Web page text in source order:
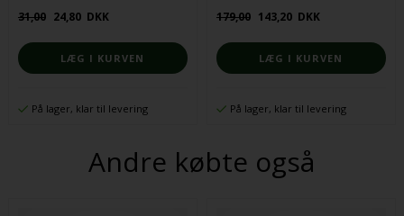
31,00 24,80 DKK
På lager, klar til levering
179,00 143,20 DKK
På lager, klar til levering
Andre købte også